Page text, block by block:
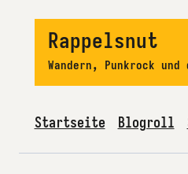
Rappelsnut
Wandern, Punkrock
Startseite Blogroll